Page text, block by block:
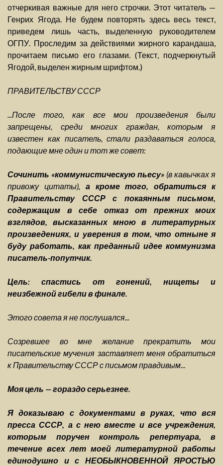
отчеркивая важные для него строчки. Этот читатель —
Генрих Ягода. Не будем повторять здесь весь текст,
приведем лишь часть, выделенную руководителем
ОГПУ. Проследим за действиями жирного карандаша,
прочитаем письмо его глазами. (Текст, подчеркнутый
Ягодой, выделен жирным шрифтом.)
ПРАВИТЕЛЬСТВУ СССР
...После того, как все мои произведения были
запрещены, среди многих граждан, которым я
известен как писатель, стали раздаваться голоса,
подающие мне один и тот же совет:
Сочинить «коммунистическую пьесу» (в кавычках я
привожу цитаты), а кроме того, обратиться к
Правительству СССР с покаянным письмом,
содержащим в себе отказ от прежних моих
взглядов, высказанных мною в литературных
произведениях, и уверения в том, что отныне я
буду работать, как преданный идее коммунизма
писатель-попутчик.
Цель: спастись от гонений, нищеты и
неизбежной гибели в финале.
Этого совета я не послушался...
Созревшее во мне желание прекратить мои
писательские мучения заставляет меня обратиться
к Правительству СССР с письмом правдивым...
Моя цель — гораздо серьезнее.
Я доказываю с документами в руках, что вся
пресса СССР, а с нею вместе и все учреждения,
которым поручен контроль репертуара, в
течение всех лет моей литературной работы
единодушно и с НЕОБЫКНОВЕННОЙ ЯРОСТЬЮ